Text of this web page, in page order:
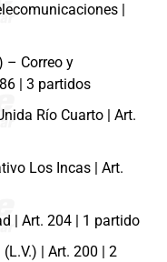
|
– Correo y
| 3 partidos
Río Cuarto | Art.
Los Incas | Art.
| Art. 204 | 1 partido
| Art. 200 | 2